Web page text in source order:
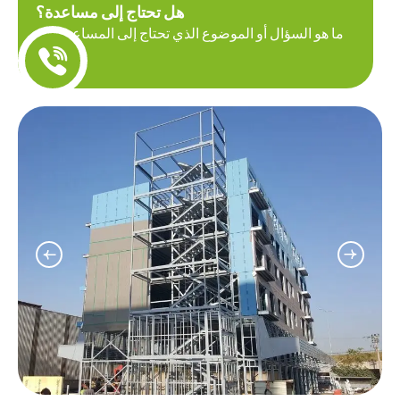
هل تحتاج إلى مساعدة؟
ما هو السؤال أو الموضوع الذي تحتاج إلى المساعدة فيه
اليوم؟